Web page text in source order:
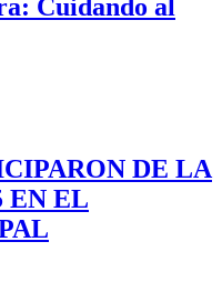
Cuidando al
DE LA
EN EL